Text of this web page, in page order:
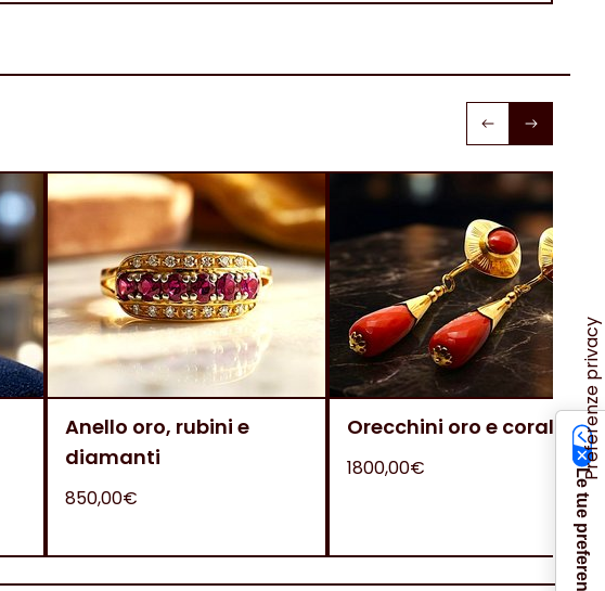
Anello oro, rubini e
diamanti
850,00€
Orecchini oro e corallo
1800,00€